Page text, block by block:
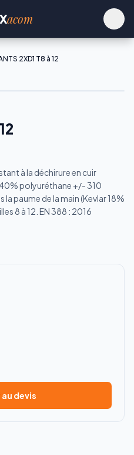
acom
2XD1 T8 à 12
à la déchirure en cuir
polyuréthane +/- 310
paume de la main (Kevlar 18%
8 à 12. EN 388 : 2016
devis